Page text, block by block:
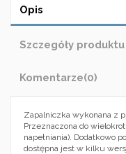
Opis
Szczegóły produktu
Komentarze(0)
Zapalniczka wykonana z
Przeznaczona do
napełniania). Dodatkowo
dostępna jest w kilku